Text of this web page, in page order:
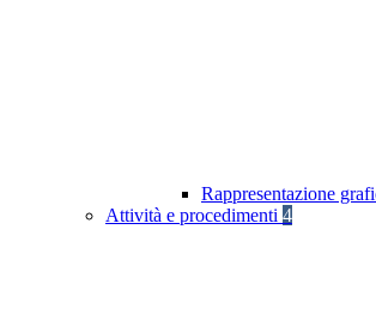
Rappresentazione
Attività e procedimenti 4